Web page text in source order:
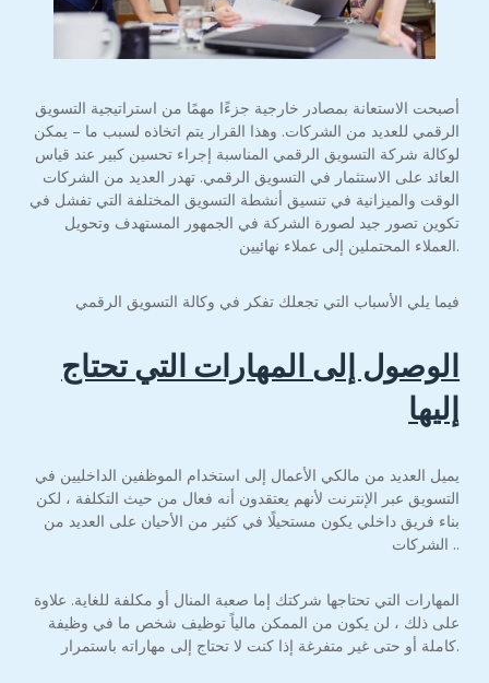
أصبحت الاستعانة بمصادر خارجية جزءًا مهمًا من استراتيجية التسويق
الرقمي للعديد من الشركات. وهذا القرار يتم اتخاذه لسبب ما – يمكن
لوكالة شركة التسويق الرقمي المناسبة إجراء تحسين كبير عند قياس
العائد على الاستثمار في التسويق الرقمي. تهدر العديد من الشركات
الوقت والميزانية في تنسيق أنشطة التسويق المختلفة التي تفشل في
تكوين تصور جيد لصورة الشركة في الجمهور المستهدف وتحويل
العملاء المحتملين إلى عملاء نهائيين.
فيما يلي الأسباب التي تجعلك تفكر في وكالة التسويق الرقمي
الوصول إلى المهارات التي تحتاج
إليها
يميل العديد من مالكي الأعمال إلى استخدام الموظفين الداخليين في
التسويق عبر الإنترنت لأنهم يعتقدون أنه فعال من حيث التكلفة ، لكن
بناء فريق داخلي يكون مستحيلًا في كثير من الأحيان على العديد من
الشركات ..
المهارات التي تحتاجها شركتك إما صعبة المنال أو مكلفة للغاية. علاوة
على ذلك ، لن يكون من الممكن مالياً توظيف شخص ما في وظيفة
كاملة أو حتى غير متفرغة إذا كنت لا تحتاج إلى مهاراته باستمرار.